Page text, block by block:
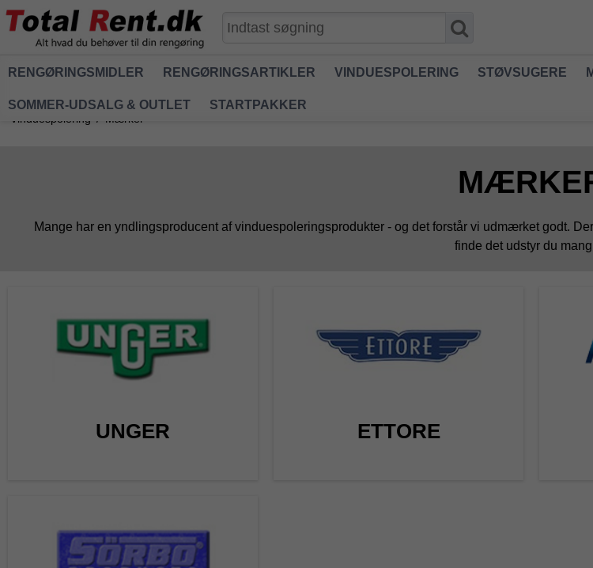
RENGØRINGSMIDLER RENGØRINGSARTIKLER VINDUESPOLERING STØVSUGERE
SOMMER-UDSALG & OUTLET STARTPAKKER
Vinduespolering / Mærker
Mange har en yndlingsproducent af vinduespoleringsprodukter - og det forstår vi udmærket godt.
finde det udstyr du
UNGER ETTORE